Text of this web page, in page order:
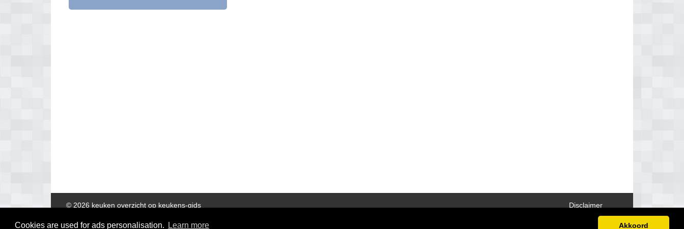
Cookies are used for ads personalisation. Learn more Akkoord
Disclaimer
© 2026 keuken overzicht op keukens-gids